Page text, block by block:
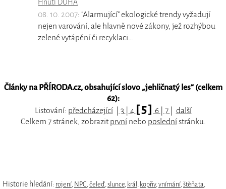
Hnutí DUHA
08. 10. 2007: "Alarmující" ekologické trendy vyžadují
nejen varování, ale hlavně nové zákony, jež rozhýbou
zelené vytápění či recyklaci…
Články na PŘÍRODA.cz, obsahující slovo „jehličnatý les“ (celkem
62):
Listování: předcházející| 3 4 [ 5 ] 6 7
další
Celkem 7 stránek, zobrazitprvnínebo poslednístránku.
Historie hledání: rojení, NPC,čeleď,slunce, král , kopřiv,vnímání,štěňata,